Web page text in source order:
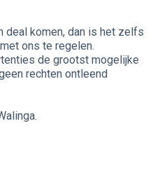
deal komen, dan is het zelfs
ons te regelen.
de grootst mogelijke
rechten ontleend